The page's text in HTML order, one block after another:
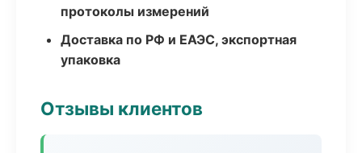
протоколы измерений
Доставка по РФ и ЕАЭС, экспортная
упаковка
Отзывы клиентов